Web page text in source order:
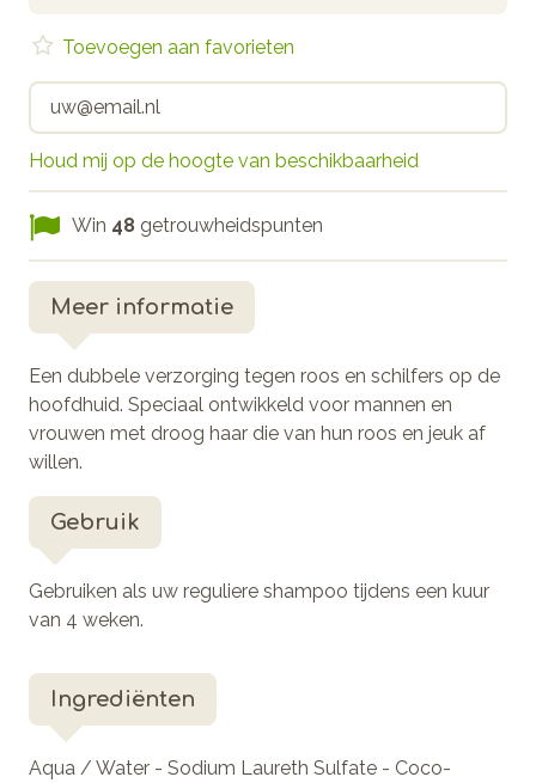
Houd mij op de hoogte van beschikbaarheid
Toevoegen aan favorieten
Win 48 getrouwheidspunten
Meer informatie
Een dubbele verzorging tegen roos en schilfers op de
hoofdhuid. Speciaal ontwikkeld voor mannen en
vrouwen met droog haar die van hun roos en jeuk af
willen.
Gebruik
Gebruiken als uw reguliere shampoo tijdens een kuur
van 4 weken.
Ingrediënten
Aqua / Water - Sodium Laureth Sulfate - Coco-